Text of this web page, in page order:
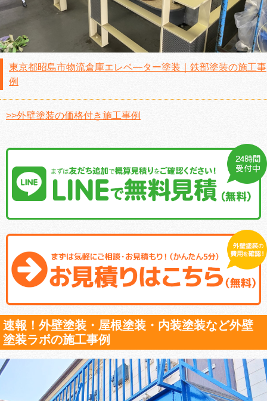
東京都昭島市物流倉庫エレベ―ター塗装｜鉄部塗装の施工事
例
>>外壁塗装の価格付き施工事例
速報！外壁塗装・屋根塗装・内装塗装など外壁
塗装ラボの施工事例